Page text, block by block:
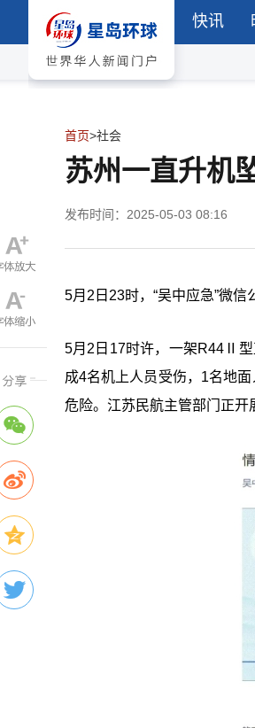
快讯
首页>社会
苏州一直升机
发布时间：2025-05-03 08:16
5月2日23时，“吴中应急”微信
5月2日17时许，一架R44Ⅱ型
成4名机上人员受伤，1名地
危险。江苏民航主管部门正开